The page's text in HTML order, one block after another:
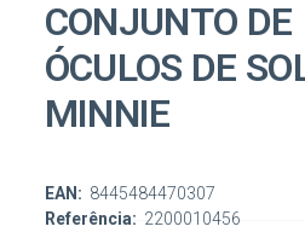
CONJUNTO DE
ÓCULOS DE
MINNIE
Referência: 2200010456
EAN: 8445484470307